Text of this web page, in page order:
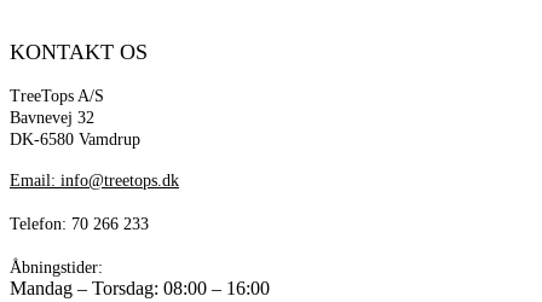
KONTAKT OS
TreeTops A/S
Bavnevej 32
DK-6580 Vamdrup
Email: info@treetops.dk
Telefon: 70 266 233
Åbningstider:
Mandag – Torsdag: 08:00 – 16:00